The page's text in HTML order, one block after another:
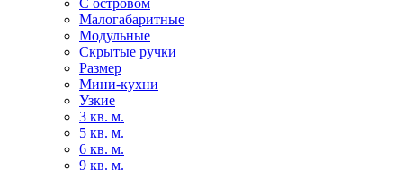
С островом
Малогабаритные
Модульные
Скрытые ручки
Размер
Мини-кухни
Узкие
3 кв. м.
5 кв. м.
6 кв. м.
9 кв. м.